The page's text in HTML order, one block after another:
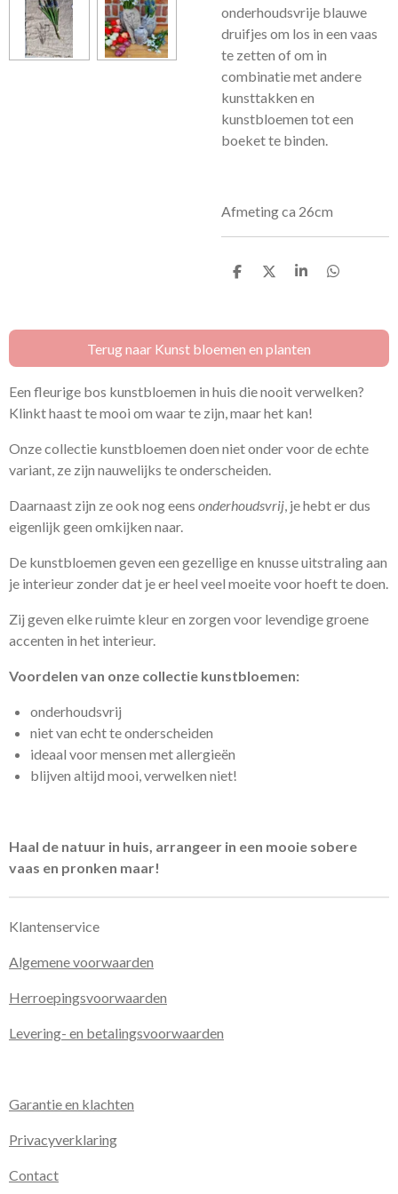
onderhoudsvrije blauwe
druifjes om los in een vaas
te zetten of om in
combinatie met andere
kunsttakken en
kunstbloemen tot een
boeket te binden.
Afmeting ca 26cm
D
n
D
S
e
D
n
Terug naar Kunst bloemen en planten
Een fleurige bos kunstbloemen in huis die nooit verwelken?
Klinkt haast te mooi om waar te zijn, maar het kan!
Onze collectie kunstbloemen doen niet onder voor de echte
variant, ze zijn nauwelijks te onderscheiden.
Daarnaast zijn ze ook nog eens onderhoudsvrij, je hebt er dus
eigenlijk geen omkijken naar.
De kunstbloemen geven een gezellige en knusse uitstraling aan
je interieur zonder dat je er heel veel moeite voor hoeft te doen.
Zij geven elke ruimte kleur en zorgen voor levendige groene
accenten in het interieur.
Voordelen van onze collectie kunstbloemen:
onderhoudsvrij
niet van echt te onderscheiden
ideaal voor mensen metallergieën
blijven altijd mooi, verwelken niet!
Haal de natuur in huis, arrangeer in een mooie sobere
vaas en pronken maar!
Klantenservice
Algemene voorwaarden
Herroepingsvoorwaarden
Levering- en betalingsvoorwaarden
Garantie en klachten
Privacyverklaring
Contact